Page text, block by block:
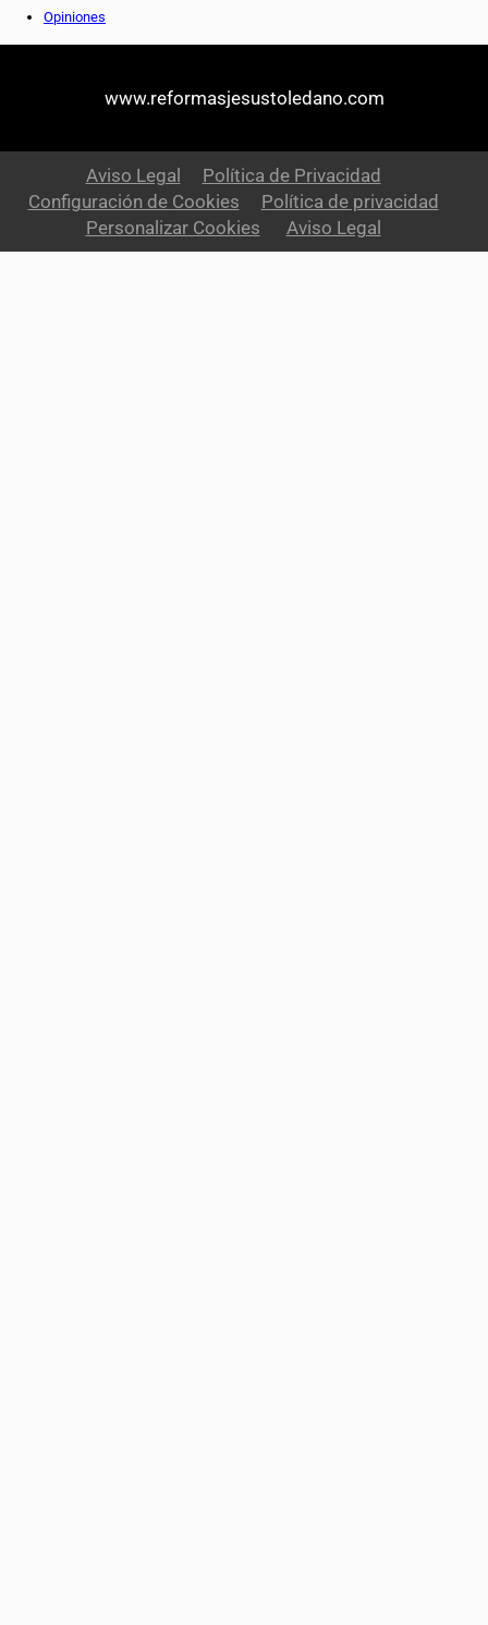
Opiniones
www.reformasjesustoledano.com
Aviso Legal
Política de Privacidad
Configuración de Cookies
Política de privacidad
Personalizar Cookies
Aviso Legal